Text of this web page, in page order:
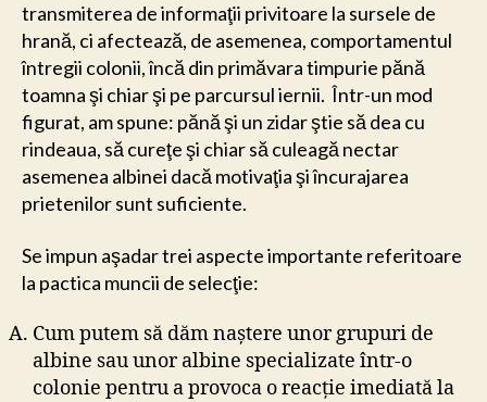
transmiterea de informaţii privitoare la sursele de
hrană, ci afectează, de asemenea, comportamentul
întregii colonii, încă din primăvara timpurie pănă
toamna şi chiar şi pe parcursul iernii. Într-un mod
figurat, am spune: pănă şi un zidar ştie să dea cu
rindeaua, să cureţe şi chiar să culeagă nectar
asemenea albinei dacă motivaţia şi încurajarea
prietenilor sunt suficiente.
Se impun aşadar trei aspecte importante referitoare
la pactica muncii de selecţie:
Cum putem să dăm naştere unor grupuri de
albine sau unor albine specializate într-o
colonie pentru a provoca o reacţie imediată la